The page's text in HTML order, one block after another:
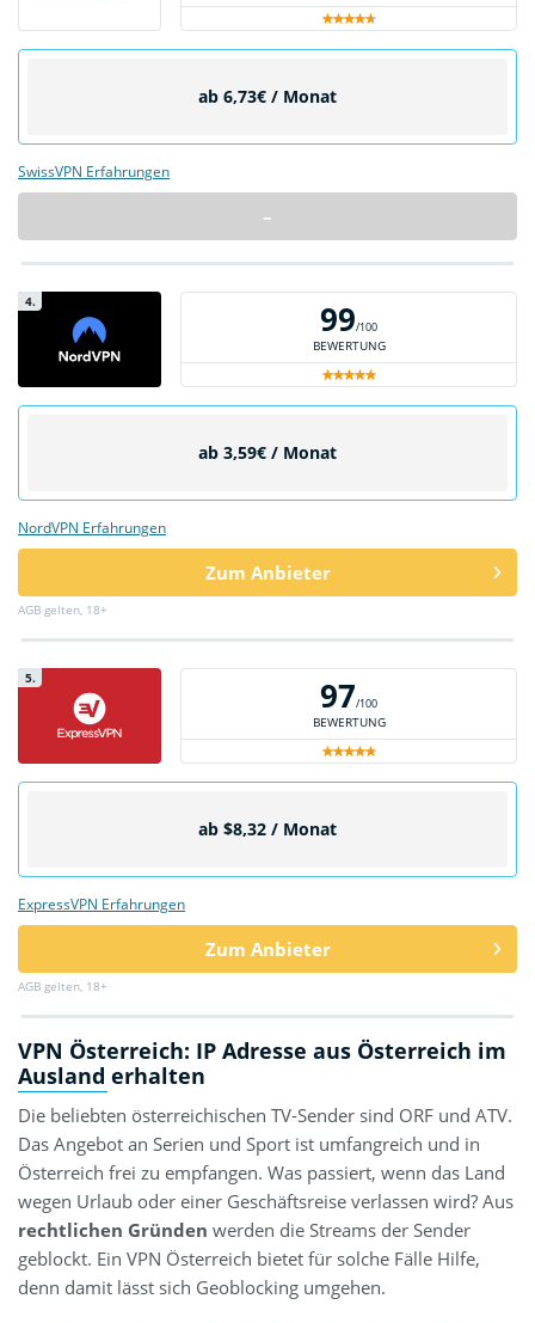
ab 6,73€ / Monat
SwissVPN Erfahrungen
–
4. 99/100
BEWERTUNG
ab 3,59€ / Monat
NordVPN Erfahrungen
Zum Anbieter
AGB gelten, 18+
5. 97/100
BEWERTUNG
ab $8,32 / Monat
ExpressVPN Erfahrungen
Zum Anbieter
AGB gelten, 18+
VPN Österreich: IP Adresse aus Österreich im
Ausland erhalten
Die beliebten österreichischen TV-Sender sind ORF und ATV.
Das Angebot an Serien und Sport ist umfangreich und in
Österreich frei zu empfangen. Was passiert, wenn das Land
wegen Urlaub oder einer Geschäftsreise verlassen wird? Aus
rechtlichen Gründen werden die Streams der Sender
geblockt. Ein VPN Österreich bietet für solche Fälle Hilfe,
denn damit lässt sich Geoblocking umgehen.